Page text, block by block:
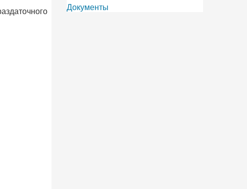
Документы